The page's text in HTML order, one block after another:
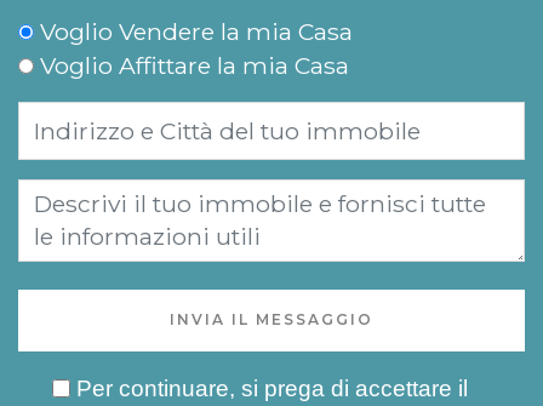
Voglio Vendere la mia Casa
Voglio Affittare la mia Casa
INVIA IL MESSAGGIO
Per continuare, si prega di accettare il